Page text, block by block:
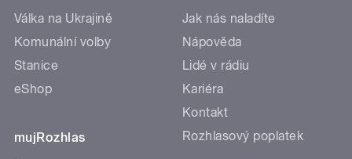
Válka na Ukrajině
Komunální volby
Stanice
eShop
mujRozhlas
Jak nás naladíte
Nápověda
Lidé v rádiu
Kariéra
Kontakt
Rozhlasový poplatek